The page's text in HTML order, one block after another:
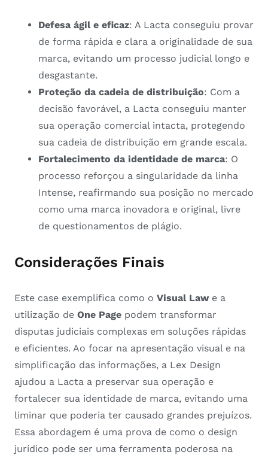
Defesa ágil e eficaz: A Lacta conseguiu provar
de forma rápida e clara a originalidade de sua
marca, evitando um processo judicial longo e
desgastante.
Proteção da cadeia de distribuição: Com a
decisão favorável, a Lacta conseguiu manter
sua operação comercial intacta, protegendo
sua cadeia de distribuição em grande escala.
Fortalecimento da identidade de marca: O
processo reforçou a singularidade da linha
Intense, reafirmando sua posição no mercado
como uma marca inovadora e original, livre
de questionamentos de plágio.
Considerações Finais
Este case exemplifica como o Visual Lawe a
utilização de One Page podem transformar
disputas judiciais complexas em soluções rápidas
e eficientes. Ao focar na apresentação visual e na
simplificação das informações, a Lex Design
ajudou a Lacta a preservar sua operação e
fortalecer sua identidade de marca, evitando uma
liminar que poderia ter causado grandes prejuízos.
Essa abordagem é uma prova de como o design
jurídico pode ser uma ferramenta poderosa na